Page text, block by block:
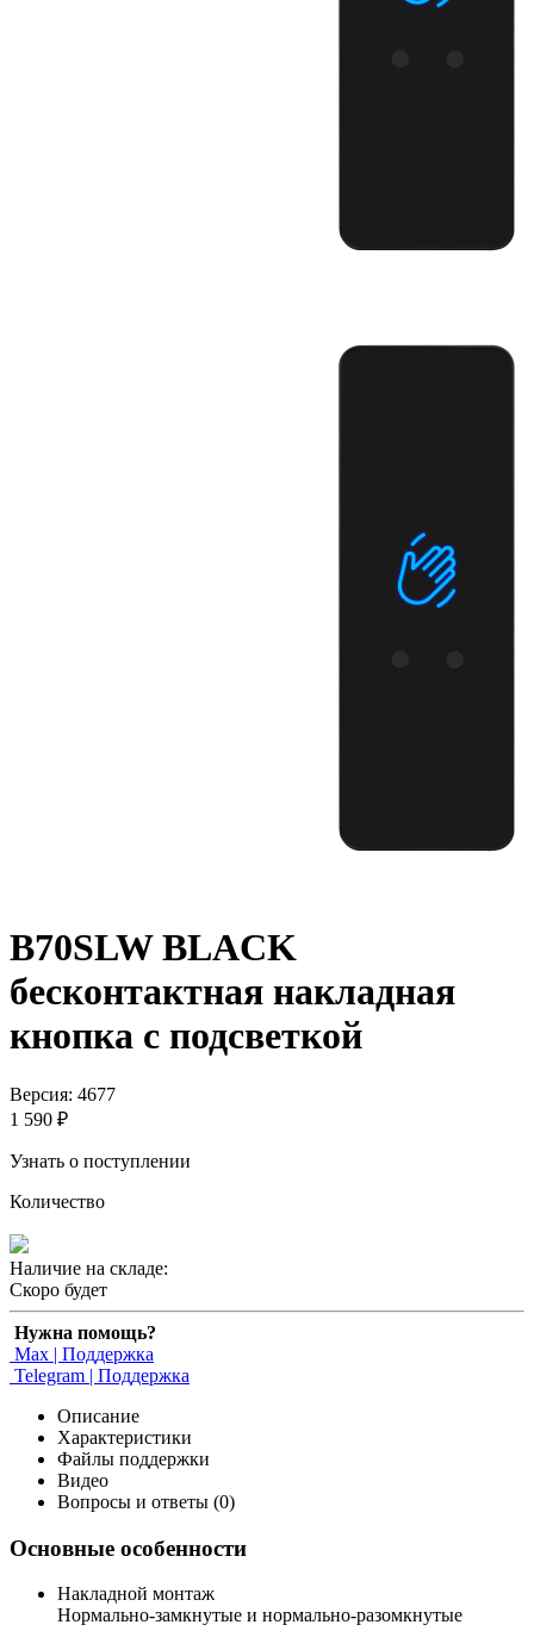
B70SLW BLACK
бесконтактная накладная
кнопка с подсветкой
Версия: 4677
1 590 ₽
Узнать о поступлении
Количество
Наличие на складе:
Скоро будет
Нужна помощь?
Max | Поддержка
Telegram | Поддержка
Описание
Характеристики
Файлы поддержки
Видео
Вопросы и ответы (0)
Основные особенности
Накладной монтаж
Нормально-замкнутые и нормально-разомкнутые